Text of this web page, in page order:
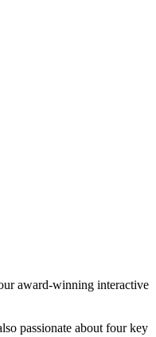
award-winning interactive
passionate about four key